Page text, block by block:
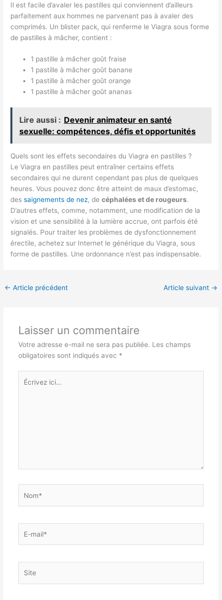
Il est facile d’avaler les pastilles qui conviennent d’ailleurs
parfaitement aux hommes ne parvenant pas à avaler des
comprimés. Un blister pack, qui renferme le Viagra sous forme
de pastilles à mâcher, contient :
1 pastille à mâcher goût fraise
1 pastille à mâcher goût banane
1 pastille à mâcher goût orange
1 pastille à mâcher goût ananas
Lire aussi : Devenir animateur en santé
sexuelle: compétences, défis et opportunités
Quels sont les effets secondaires du Viagra en pastilles ?
Le Viagra en pastilles peut entraîner certains effets
secondaires qui ne durent cependant pas plus de quelques
heures. Vous pouvez donc être atteint de maux d’estomac,
dessaignements de nez, decéphalées et de rougeurs.
D’autres effets, comme, notamment, une modification de la
vision et une sensibilité à la lumière accrue, ont parfois été
signalés. Pour traiter les problèmes de dysfonctionnement
érectile, achetez sur Internet le générique du Viagra, sous
forme de pastilles. Une ordonnance n’est pas indispensable.
← Article précédent Article suivant →
Laisser un commentaire
Votre adresse e-mail ne sera pas publiée. Les champs
obligatoires sont indiqués avec *
Écrivez
ici…
mail*